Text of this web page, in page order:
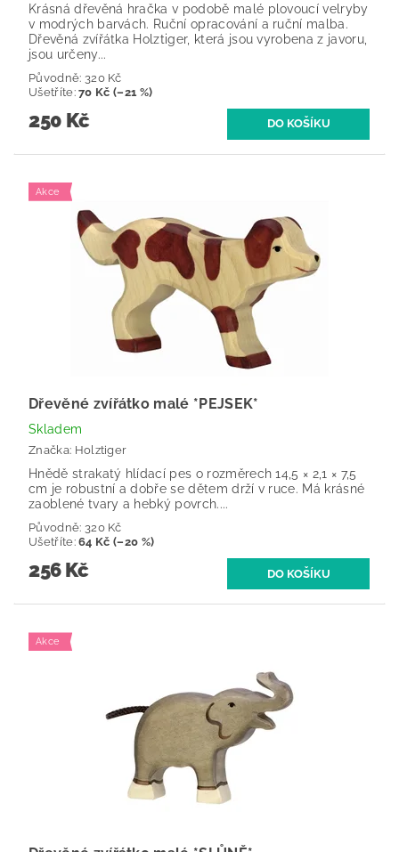
Krásná dřevěná hračka v podobě malé plovoucí velryby
v modrých barvách. Ruční opracování a ruční malba.
Dřevěná zvířátka Holztiger, která jsou vyrobena z javoru,
jsou určeny...
Původně: 320 Kč
Ušetříte:70 Kč (–21 %)
250 Kč
Akce
Dřevěné zvířátko malé *PEJSEK*
Skladem
Značka: Holztiger
Hnědě strakatý hlídací pes o rozměrech 14,5 × 2,1 × 7,5
cm je robustní a dobře se dětem drží v ruce. Má krásné
zaoblené tvary a hebký povrch....
Původně: 320 Kč
Ušetříte:64 Kč (–20 %)
256 Kč
Akce